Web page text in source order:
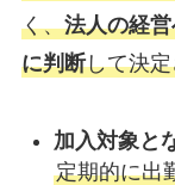
く、法人の経
に判断して決
加入対象と
定期的に出